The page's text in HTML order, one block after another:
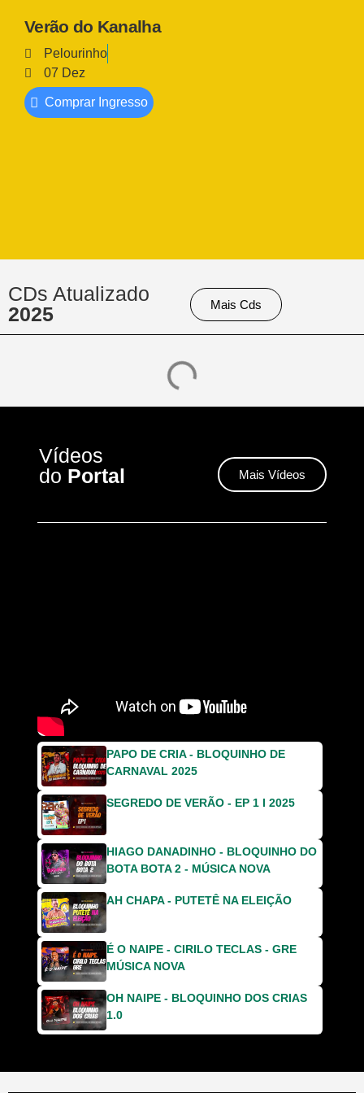
Verão do Kanalha
Pelourinho
07 Dez
Comprar Ingresso
CDs Atualizado
2025
Mais Cds
Vídeos
do Portal Mais Vídeos
PAPO DE CRIA - BLOQUINHO DE
CARNAVAL 2025
SEGREDO DE VERÃO - EP 1 I 2025
HIAGO DANADINHO - BLOQUINHO DO
BOTA BOTA 2 - MÚSICA NOVA
AH CHAPA - PUTETÊ NA ELEIÇÃO
É O NAIPE - CIRILO TECLAS - GRE
MÚSICA NOVA
OH NAIPE - BLOQUINHO DOS CRIAS
1.0